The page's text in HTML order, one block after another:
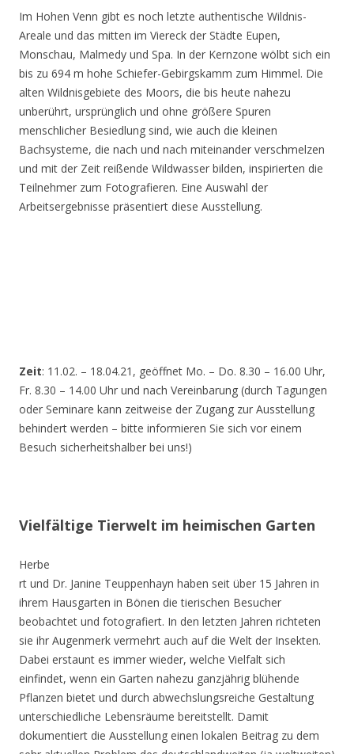
Im Hohen Venn gibt es noch letzte authentische Wildnis-
Areale und das mitten im Viereck der Städte Eupen,
Monschau, Malmedy und Spa. In der Kernzone wölbt sich ein
bis zu 694 m hohe Schiefer-Gebirgskamm zum Himmel. Die
alten Wildnisgebiete des Moors, die bis heute nahezu
unberührt, ursprünglich und ohne größere Spuren
menschlicher Besiedlung sind, wie auch die kleinen
Bachsysteme, die nach und nach miteinander verschmelzen
und mit der Zeit reißende Wildwasser bilden, inspirierten die
Teilnehmer zum Fotografieren. Eine Auswahl der
Arbeitsergebnisse präsentiert diese Ausstellung.
Zeit: 11.02. – 18.04.21, geöffnet Mo. – Do. 8.30 – 16.00 Uhr,
Fr. 8.30 – 14.00 Uhr und nach Vereinbarung (durch Tagungen
oder Seminare kann zeitweise der Zugang zur Ausstellung
behindert werden – bitte informieren Sie sich vor einem
Besuch sicherheitshalber bei uns!)
Vielfältige Tierwelt im heimischen Garten
Herbe
rt und Dr. Janine Teuppenhayn haben seit über 15 Jahren in
ihrem Hausgarten in Bönen die tierischen Besucher
beobachtet und fotografiert. In den letzten Jahren richteten
sie ihr Augenmerk vermehrt auch auf die Welt der Insekten.
Dabei erstaunt es immer wieder, welche Vielfalt sich
einfindet, wenn ein Garten nahezu ganzjährig blühende
Pflanzen bietet und durch abwechslungsreiche Gestaltung
unterschiedliche Lebensräume bereitstellt. Damit
dokumentiert die Ausstellung einen lokalen Beitrag zu dem